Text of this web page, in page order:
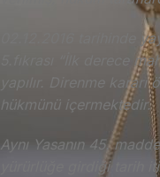
02.12.2016 tarihinde
5.fıkrası “İlk derece
yapılır. Direnme
hükmünü içermektedir.
Aynı Yasanın 45.
yürürlüğe girdiği tarih